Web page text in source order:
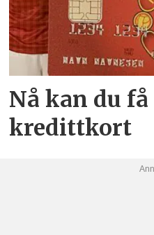
Nå kan du
kredittkort